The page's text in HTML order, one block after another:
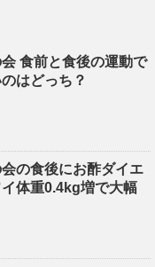
食前と食後の運動で
はどっち？
の食後にお酢ダイエ
体重0.4kg増で大幅